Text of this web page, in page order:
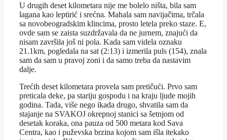
U drugih deset kilometara nije me bolelo ništa, bila sam
lagana kao leptirić i srećna. Mahala sam navijačima, trčala
sa novobeogradskim klincima, prosto letela preko staze. E,
ovde sam se zaista suzdržavala da ne jurnem, znajući da
nisam završila još ni pola. Kada sam videla oznaku
21.1km, pogledala na sat (2:13) i izmerila puls (154), znala
sam da sam u pravoj zoni i da samo treba da nastavim
dalje.
Trećih deset kilometara provela sam pretičući. Prvo sam
preticala deke, pa stariju gospodu i na kraju ljude mojih
godina. Tada, više nego ikada drugo, shvatila sam da
stajanje na SVAKOJ okrepnoj stanici sa šetnjom od
desetak koraka, ona pauza od 500 metara kod Sava
Centra, kao i puževska brzina kojom sam išla itekako